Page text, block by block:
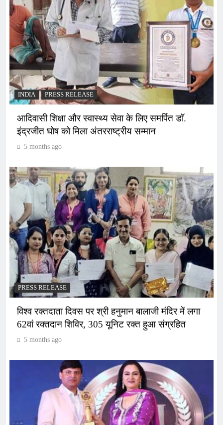
INDIA PRESS RELEASE
आदिवासी शिक्षा और स्वास्थ्य सेवा के लिए समर्पित डॉ.
इंद्रजीत घोष को मिला अंतरराष्ट्रीय सम्मान
5 months ago
PRESS RELEASE
विश्व रक्तदाता दिवस पर श्री हनुमान बालाजी मंदिर में लगा
62वां रक्तदान शिविर, 305 यूनिट रक्त हुआ संग्रहित
5 months ago